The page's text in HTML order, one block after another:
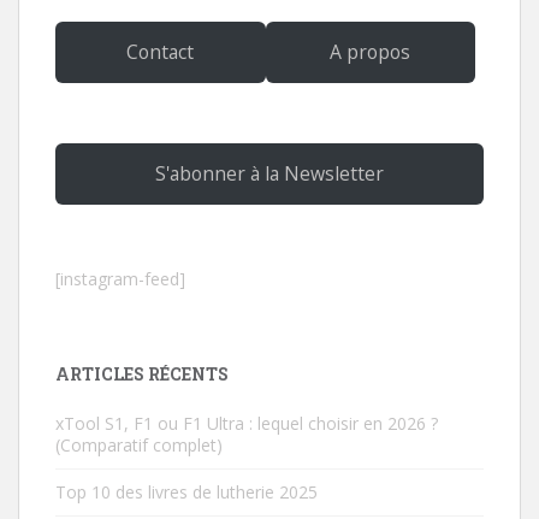
Contact A propos
S'abonner à la Newsletter
[instagram-feed]
ARTICLES RÉCENTS
xTool S1, F1 ou F1 Ultra : lequel choisir en 2026 ?
(Comparatif complet)
Top 10 des livres de lutherie 2025